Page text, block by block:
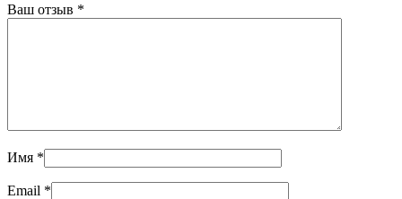
Ваш отзыв *
Имя *
Email *